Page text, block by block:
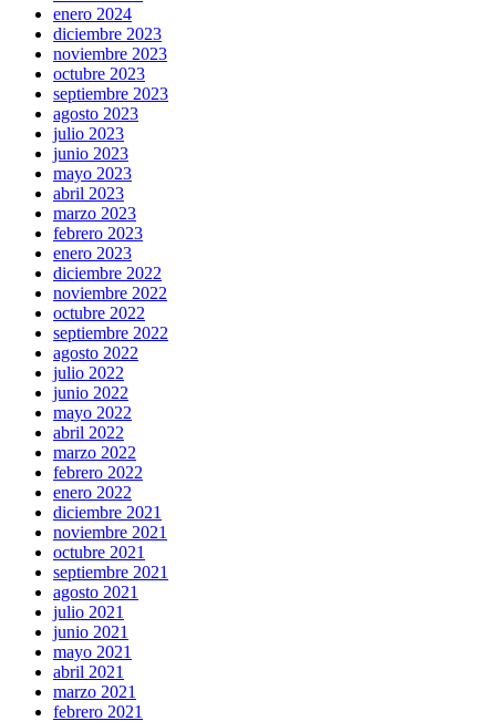
enero 2024
diciembre 2023
noviembre 2023
octubre 2023
septiembre 2023
agosto 2023
julio 2023
junio 2023
mayo 2023
abril 2023
marzo 2023
febrero 2023
enero 2023
diciembre 2022
noviembre 2022
octubre 2022
septiembre 2022
agosto 2022
julio 2022
junio 2022
mayo 2022
abril 2022
marzo 2022
febrero 2022
enero 2022
diciembre 2021
noviembre 2021
octubre 2021
septiembre 2021
agosto 2021
julio 2021
junio 2021
mayo 2021
abril 2021
marzo 2021
febrero 2021